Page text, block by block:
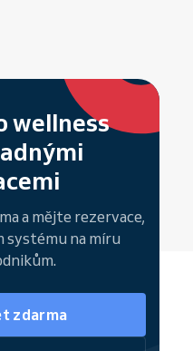
wellness
a mějte rezervace,
systému na míru
zdarma